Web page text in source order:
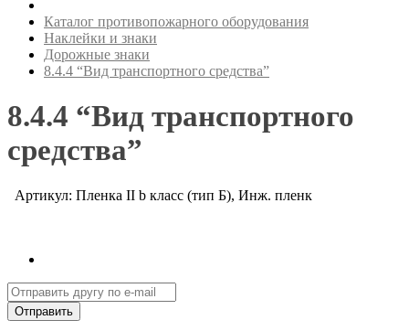
Каталог противопожарного оборудования
Наклейки и знаки
Дорожные знаки
8.4.4 “Вид транспортного средства”
8.4.4 “Вид транспортного
средства”
Артикул: Пленка II b класс (тип Б), Инж. пленк
Отправить